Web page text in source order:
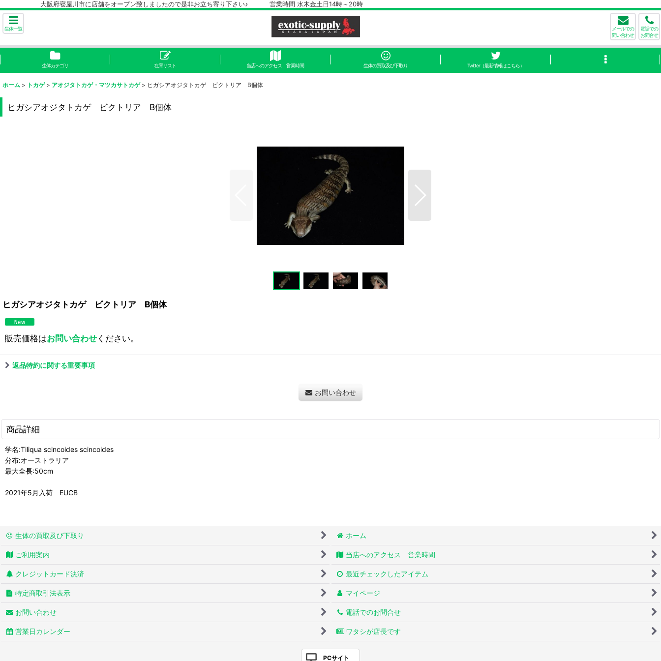
大阪府寝屋川市に店舗をオープン致しましたので是非お立ち寄り下さい♪ 営業時間 水木金土日14時～20時
生体一覧
メールでの
問い合わせ
電話での
お問合せ
生体カテゴリ 在庫リスト 当店へのアクセス 営業時間 生体の買取及び下取り Twitter（最新情報はこちら）
ホーム > トカゲ > アオジタトカゲ・マツカサトカゲ > ヒガシアオジタトカゲ ビクトリア B個体
ヒガシアオジタトカゲ ビクトリア B個体
ヒガシアオジタトカゲ ビクトリア B個体
販売価格はお問い合わせください。
返品特約に関する重要事項
お問い合わせ
商品詳細
学名:Tiliqua scincoides scincoides
分布:オーストラリア
最大全長:50cm
2021年5月入荷 EUCB
生体の買取及び下取り ホーム
ご利用案内 当店へのアクセス 営業時間
クレジットカード決済 最近チェックしたアイテム
特定商取引法表示 マイページ
お問い合わせ 電話でのお問合せ
営業日カレンダー ワタシが店長です
PCサイト